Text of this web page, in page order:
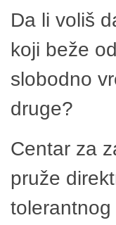
Da li voliš
koji beže
slobodno
druge?
Centar za
pruže